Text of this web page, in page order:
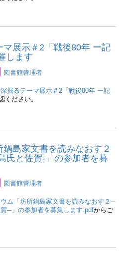
展示＃2「戦後80年 ー記
します
図書館管理者
掘るテーマ展示＃2「戦後80年 ー記
ください。
島家文書を読みなおす２
氏と佐賀‐」の参加者を募
図書館管理者
ム「坊所鍋島家文書を読みなおす２─
─」の参加者を募集します.pdfからご